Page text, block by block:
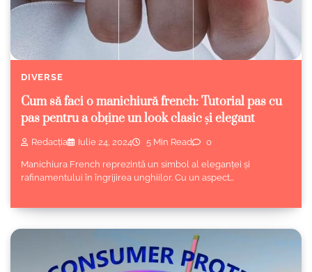
DIVERSE
Cum să faci o manichiură french: Tutorial pas cu
pas pentru a obține un look clasic și elegant
Redacția Iulie 24, 2024 5 Min Read 0
Manichiura French reprezintă un simbol al eleganței și
rafinamentului în îngrijirea unghiilor. Cu un aspect…